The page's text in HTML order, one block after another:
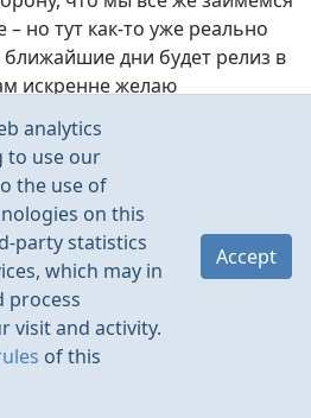
но тут как-то уже реально
ближайшие дни будет релиз в
искренне желаю
с кем. В конечном счете
не доказательство своей
своих хотелок). Нас и так не
воевать (не в небе) за то, с
analytics
to use our
the use of
on this
party statistics
which may in
process
visit and activity.
of this
Accept